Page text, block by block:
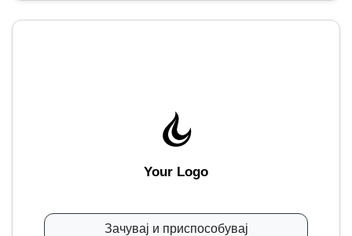
Your Logo
Зачувај и приспособувај